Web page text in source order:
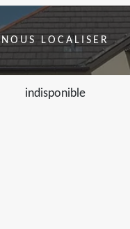
NOUS LOCALISER
indisponible